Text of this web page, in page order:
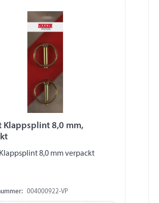
Klappsplint 8,0 mm,
8,0 mm verpackt
004000922-VP